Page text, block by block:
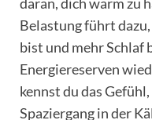
Belastung führt
bist und mehr Schlaf
Energiereserven
kennst du das
Spaziergang in der